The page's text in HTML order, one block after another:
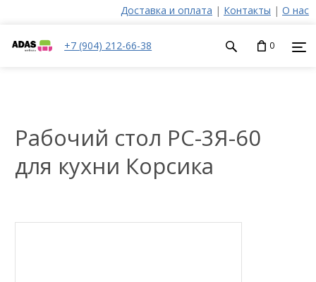
Доставка и оплата | Контакты | О нас
+7 (904) 212-66-38 0
Рабочий стол РС-3Я-60
для кухни Корсика